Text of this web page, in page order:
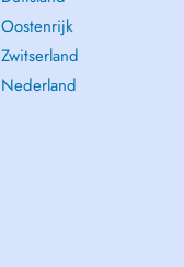
Oostenrijk
Zwitserland
Nederland